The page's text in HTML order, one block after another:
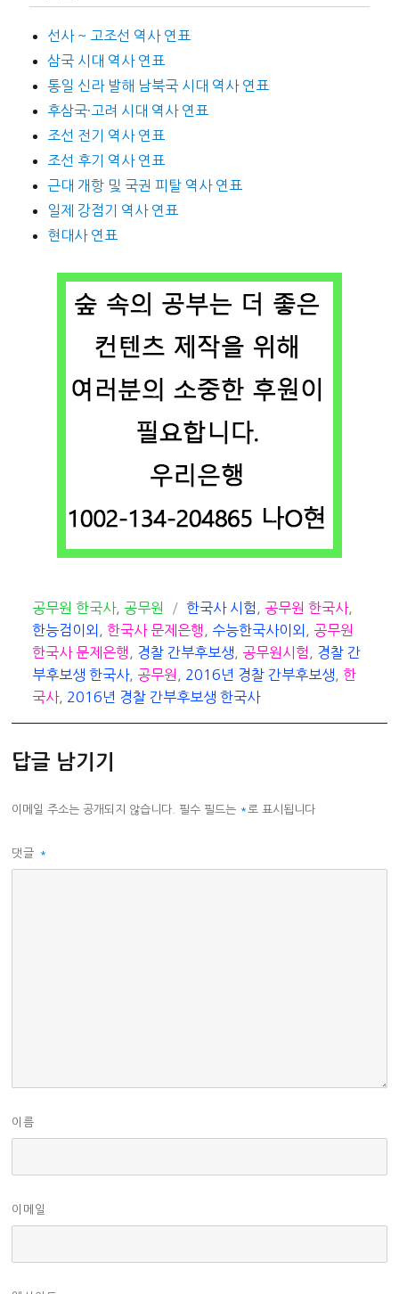
선사 ~ 고조선 역사 연표
삼국 시대 역사 연표
통일 신라 발해 남북국 시대 역사 연표
후삼국·고려 시대 역사 연표
조선 전기 역사 연표
조선 후기 역사 연표
근대 개항 및 국권 피탈 역사 연표
일제 강점기 역사 연표
현대사 연표
카
테
고
리
공무원 한국사, 공무원
태
그
한국사 시험 공무원 한국사,
한능검이외
,한국사 문제은행 수능한국사이외
공무원
한국사 문제은행
경찰 간부후보생 공무원시험
경찰 간
부후보생 한국사, 공무원 2016년 경찰 간부후보생 ,한
국사, 2016년 경찰 간부후보생 한국사
답글 남기기
이메일 주소는 공개되지 않습니다. 필수 필드는 *로 표시됩니다
댓글 *
이름
이메일